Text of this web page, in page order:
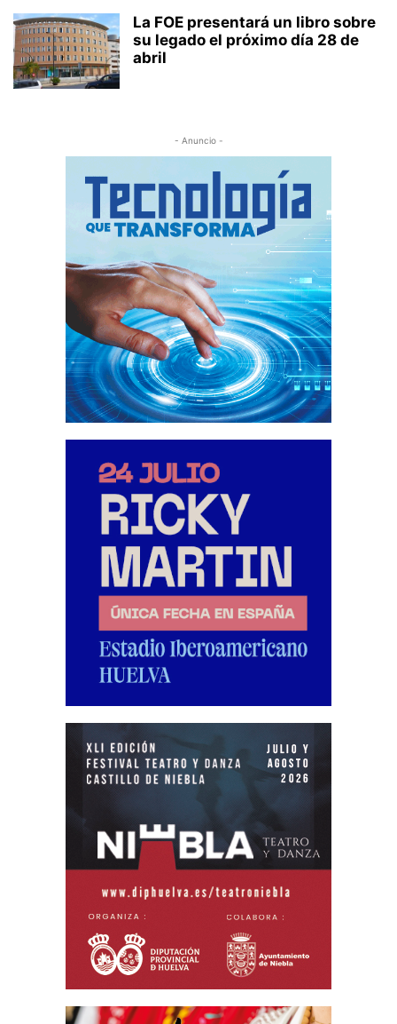
La FOE presentará un libro sobre
su legado el próximo día 28 de
abril
- Anuncio -